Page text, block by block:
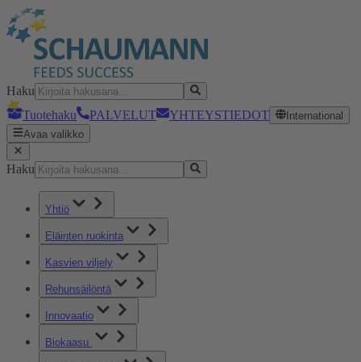
Haku
Tuotehaku
PALVELUT YHTEYSTIEDOT
International
Avaa valikko
Haku
Yhtiö
Eläinten ruokinta
Kasvien viljely
Rehunsäilöntä
Innovaatio
Biokaasu